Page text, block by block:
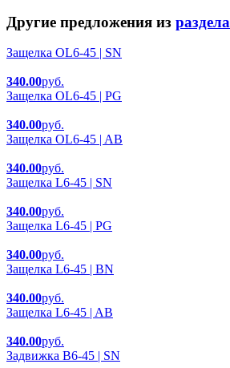
Другие предложения из раздела
Защелка OL6-45 | SN
340.00руб.
Защелка OL6-45 | PG
340.00руб.
Защелка OL6-45 | AB
340.00руб.
Защелка L6-45 | SN
340.00руб.
Защелка L6-45 | PG
340.00руб.
Защелка L6-45 | BN
340.00руб.
Защелка L6-45 | AB
340.00руб.
Задвижка B6-45 | SN